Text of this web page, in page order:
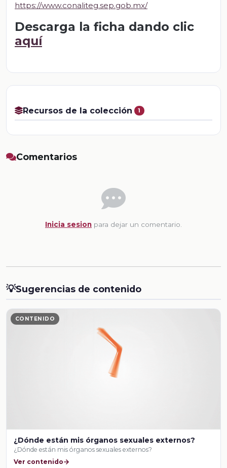
https://www.conaliteg.sep.gob.mx/
Descarga la ficha dando clic
aquí
Recursos de la colección 1
Comentarios
Inicia sesion para dejar un comentario.
💡Sugerencias de contenido
CONTENIDO
¿Dónde están mis órganos sexuales externos?
¿Dónde están mis órganos sexuales externos?
Ver contenido